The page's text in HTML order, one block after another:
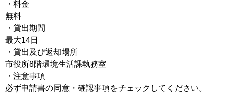
・料金
無料
・貸出期間
最大14日
・貸出及び返却場所
市役所8階環境生活課執務室
・注意事項
必ず申請書の同意・確認事項をチェックしてください。